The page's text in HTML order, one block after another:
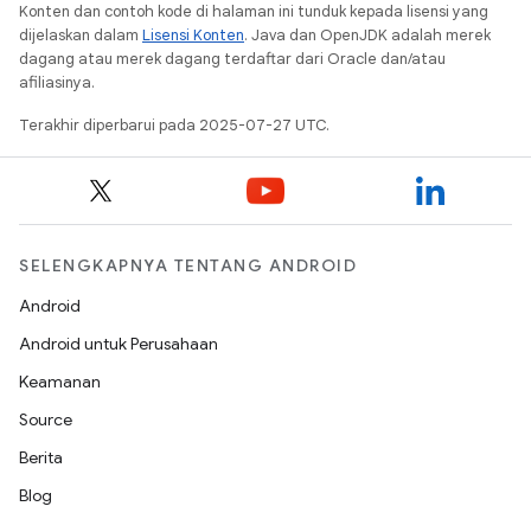
Konten dan contoh kode di halaman ini tunduk kepada lisensi yang
dijelaskan dalam Lisensi Konten. Java dan OpenJDK adalah merek
dagang atau merek dagang terdaftar dari Oracle dan/atau
afiliasinya.
Terakhir diperbarui pada 2025-07-27 UTC.
SELENGKAPNYA TENTANG ANDROID
Android
Android untuk Perusahaan
Keamanan
Source
Berita
Blog